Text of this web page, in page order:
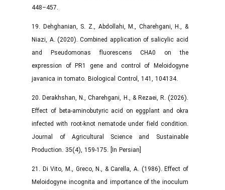
448–457.
19. Dehghanian, S. Z., Abdollahi, M., Charehgani, H., &
Niazi, A. (2020). Combined application of salicylic acid
and Pseudomonas fluorescens CHA0 on the
expression of PR1 gene and control of Meloidogyne
javanica in tomato. Biological Control, 141, 104134.
20. Derakhshan, N., Charehgani, H., & Rezaei, R. (2026).
Effect of beta-aminobutyric acid on eggplant and okra
infected with root-knot nematode under field condition.
Journal of Agricultural Science and Sustainable
Production. 35(4), 159-175. [In Persian]
21. Di Vito, M., Greco, N., & Carella, A. (1986). Effect of
Meloidogyne incognita and importance of the inoculum